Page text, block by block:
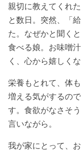
親切に教えてくれ
と数日。突然、「
た。なぜかと聞く
食べる娘。お味噌
く、心から嬉しくな
栄養もとれて、体
増える気がするの
す。食欲がなさそ
言いながら。
我が家にとって、